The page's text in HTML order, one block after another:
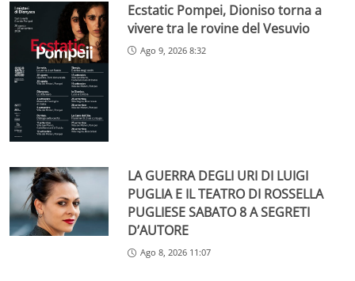
Ecstatic Pompei, Dioniso torna a
vivere tra le rovine del Vesuvio
Ago 9, 2026 8:32
LA GUERRA DEGLI URI DI LUIGI
PUGLIA E IL TEATRO DI ROSSELLA
PUGLIESE SABATO 8 A SEGRETI
D’AUTORE
Ago 8, 2026 11:07